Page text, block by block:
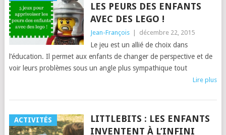
LES PEURS DES ENFANTS
AVEC DES LEGO !
Jean-François décembre 22, 2015
Le jeu est un allié de choix dans
l’éducation. Il permet aux enfants de changer de perspective et de
voir leurs problèmes sous un angle plus sympathique tout
Lire plus
ACTIVITÉS
LITTLEBITS : LES ENFANTS
INVENTENT À L’INFINI